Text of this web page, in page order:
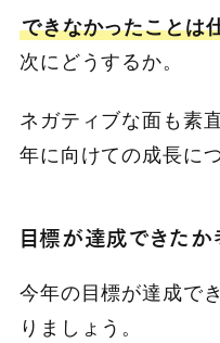
できなかったことは
次にどうするか。
ネガティブな面も素
年に向けての成長に
目標が達成できたか
今年の目標が達成で
りましょう。